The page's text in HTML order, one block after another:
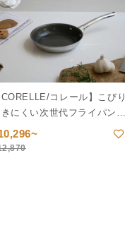
CORELLE/コレール】こびり
にくい次世代フライパン＋
ガラス蓋セット